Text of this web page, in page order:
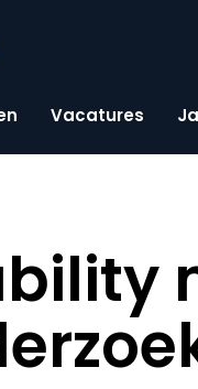
Vacatures